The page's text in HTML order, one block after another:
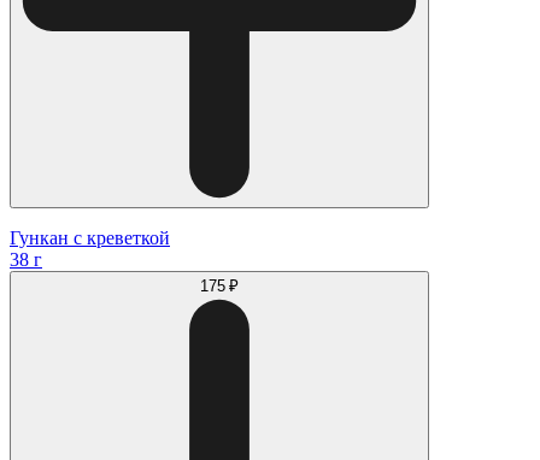
Гункан с креветкой
38 г
175 ₽